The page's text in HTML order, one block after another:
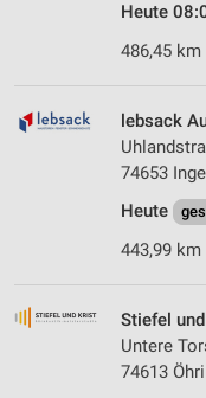
Heute
486,45 km
lebsack
74653
Heute
443,99 km
Stiefel
Untere
74613